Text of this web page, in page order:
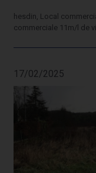
hesdin, Local
commerciale 11m/l de
17/02/2025